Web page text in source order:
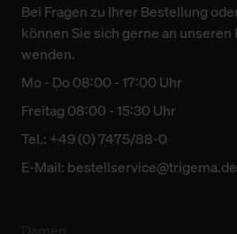
Bei Fragen zu Ihrer Bestellung
können Sie sich gerne an
wenden.
Mo - Do 08:00 - 17:00 Uhr
Freitag 08:00 - 15:30 Uhr
Tel.: +49 (0) 7475/88-0
E-Mail: bestellservice@trigema.de